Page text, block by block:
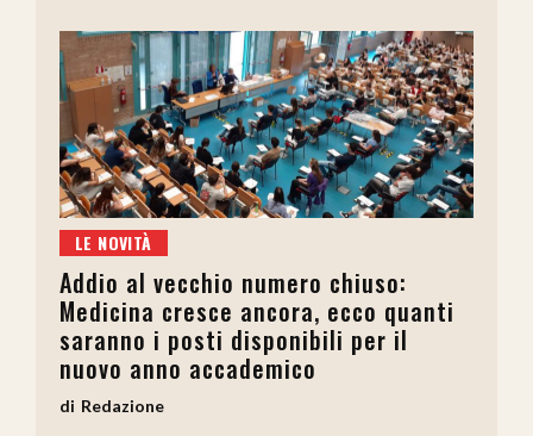
LE NOVITÀ
Addio al vecchio numero chiuso:
Medicina cresce ancora, ecco quanti
saranno i posti disponibili per il
nuovo anno accademico
Redazione